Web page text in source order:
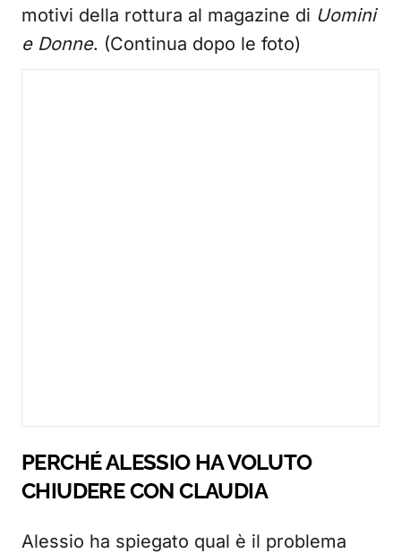
motivi della rottura al magazine di Uomini
e Donne. (Continua dopo le foto)
PERCHÉ ALESSIO HA VOLUTO
CHIUDERE CON CLAUDIA
Alessio ha spiegato qual è il problema